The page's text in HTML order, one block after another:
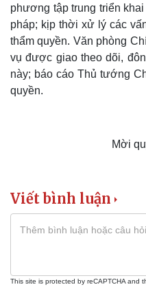
Sức khỏe
Dinh dưỡng - món ngon
Ăn sạch sống khỏe
phương tập trung triển
pháp; kịp thời xử lý các
thẩm quyền. Văn phòng
vụ được giao theo dõi,
này; báo cáo Thủ tướng
quyền.
Mời
Viết bình luận
This site is protected by reCAPTCHA and